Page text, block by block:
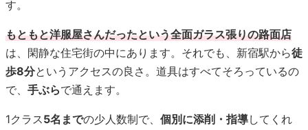
す。
もともと洋服屋さんだったという全面ガラス張りの路面店
は、閑静な住宅街の中にあります。それでも、新宿駅から徒
歩8分というアクセスの良さ。道具はすべてそろっているの
で、 手ぶらで通えます。
1クラス5名までの少人数制で、 個別に添削・指導してくれ